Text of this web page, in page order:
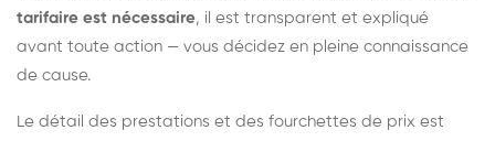
tarifaire est nécessaire, il est transparent et expliqué
avant toute action — vous décidez en pleine connaissance
de cause.
Le détail des prestations et des fourchettes de prix est